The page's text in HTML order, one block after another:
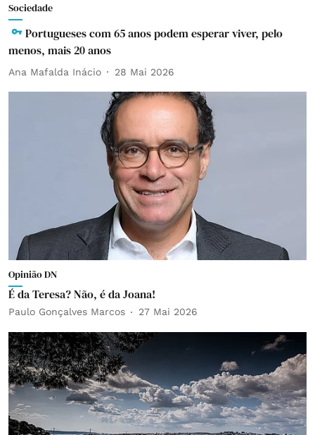
Sociedade
Portugueses com 65 anos podem esperar viver, pelo
menos, mais 20 anos
Ana Mafalda Inácio 28 Mai 2026
Opinião DN
É da Teresa? Não, é da Joana!
Paulo Gonçalves Marcos 27 Mai 2026